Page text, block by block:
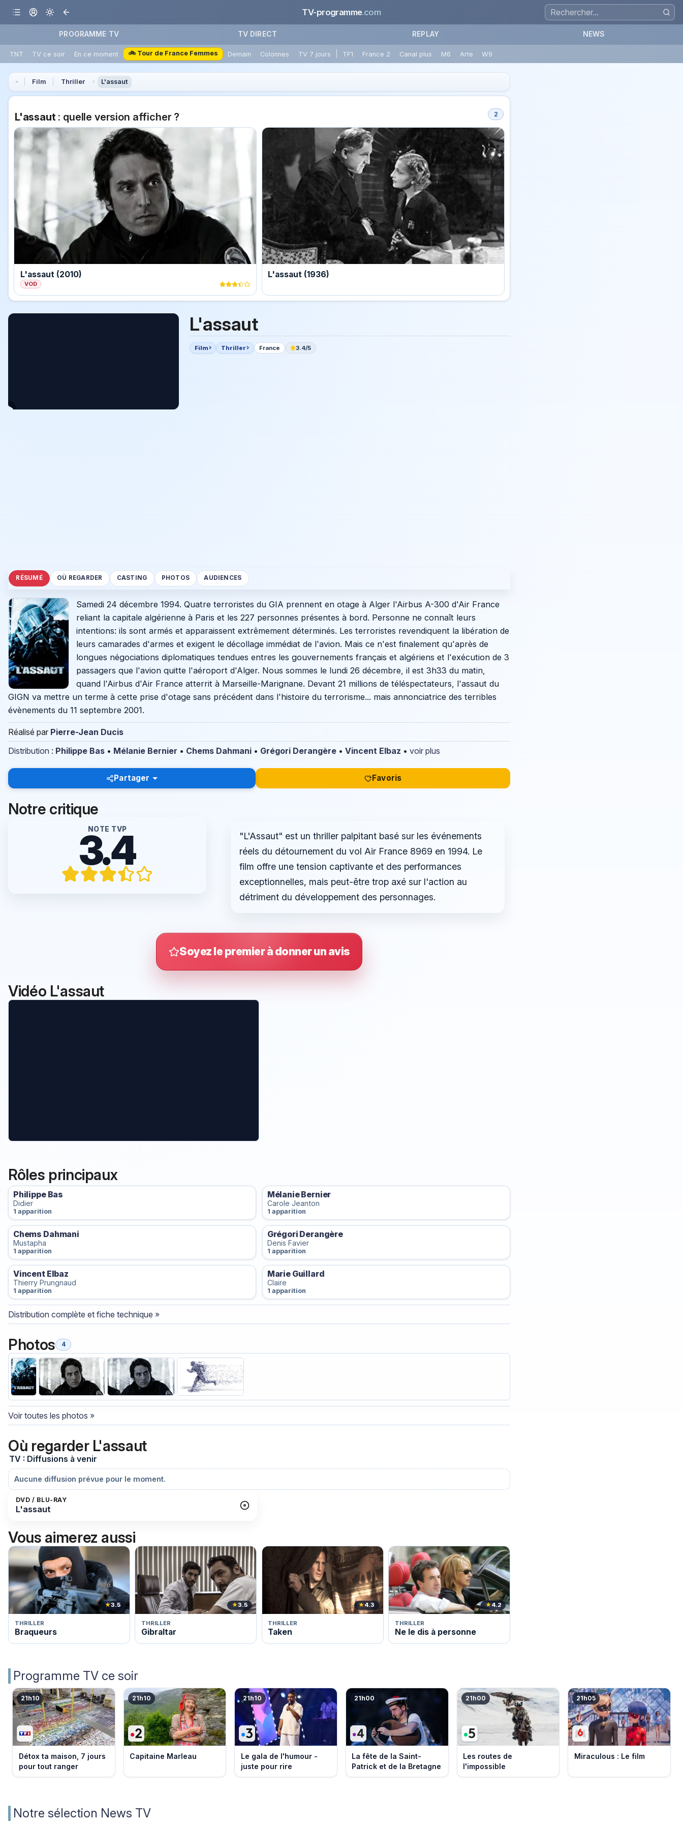
TV-programme.com
PROGRAMME TV TV DIRECT REPLAY NEWS
TNT TV ce soir En ce moment 🚲 Tour de France Femmes Demain Colonnes TV 7 jours TF1 France 2 Canal plus M6 Arte W9
Film Thriller L'assaut
L'assaut: quelle version afficher ? 2
L'assaut (2010)
VOD
L'assaut (1936)
L'assaut
Film Thriller France 3.4/5
RÉSUMÉ OÙ REGARDER CASTING PHOTOS AUDIENCES
Samedi 24 décembre 1994. Quatre terroristes du GIA prennent en otage à Alger l'Airbus A-300 d'Air France
reliant la capitale algérienne à Paris et les 227 personnes présentes à bord. Personne ne connaît leurs
intentions: ils sont armés et apparaissent extrêmement déterminés. Les terroristes revendiquent la libération de
leurs camarades d'armes et exigent le décollage immédiat de l'avion. Mais ce n'est finalement qu'après de
longues négociations diplomatiques tendues entres les gouvernements français et algériens et l'exécution de 3
passagers que l'avion quitte l'aéroport d'Alger. Nous sommes le lundi 26 décembre, il est 3h33 du matin,
quand l'Airbus d'Air France atterrit à Marseille-Marignane. Devant 21 millions de téléspectateurs, l'assaut du
GIGN va mettre un terme à cette prise d'otage sans précédent dans l'histoire du terrorisme... mais annonciatrice des terribles
évènements du 11 septembre 2001.
Réalisé par Pierre-Jean Ducis
Distribution : Philippe Bas • Mélanie Bernier • Chems Dahmani • Grégori Derangère • Vincent Elbaz • voir plus
Partager Favoris
Notre critique
NOTE TVP
3.4
"L'Assaut" est un thriller palpitant basé sur les événements
réels du détournement du vol Air France 8969 en 1994. Le
film offre une tension captivante et des performances
exceptionnelles, mais peut-être trop axé sur l'action au
détriment du développement des personnages.
Soyez le premier à donner un avis
Vidéo L'assaut
Rôles principaux
Philippe Bas
Didier
1 apparition
Mélanie Bernier
Carole Jeanton
1 apparition
Chems Dahmani
Mustapha
1 apparition
Grégori Derangère
Denis Favier
1 apparition
Vincent Elbaz
Thierry Prungnaud
1 apparition
Marie Guillard
Claire
1 apparition
Distribution complète et fiche technique »
Photos 4
Voir toutes les photos »
Où regarder L'assaut
TV : Diffusions à venir
Aucune diffusion prévue pour le moment.
DVD / BLU-RAY
L'assaut
Vous aimerez aussi
★3.5
THRILLER
Braqueurs
★3.5
THRILLER
Gibraltar
★4.3
THRILLER
Taken
★4.2
THRILLER
Ne le dis à personne
Programme TV ce soir
21h10
Détox ta maison, 7 jours
pour tout ranger
21h10
Capitaine Marleau
21h10
Le gala de l'humour -
juste pour rire
21h00
La fête de la Saint-
Patrick et de la Bretagne
21h00
Les routes de
l'impossible
21h05
Miraculous : Le film
Notre sélection News TV